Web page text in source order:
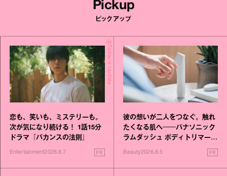
Pickup
ピックアップ
Today's Update
恋も、笑いも、ミステリーも。
次が気になり続ける！ 1話15分
ドラマ『バカンスの法則』
Entertainment2026.8.7 PR
彼の想いが二人をつなぐ。触れ
たくなる肌へ──パナソニック
ラムダッシュ ボディトリマーが
Beauty2026.8.5 PR